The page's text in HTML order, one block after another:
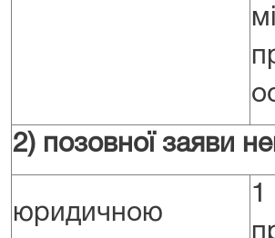
2) позовної заяви
юридичною